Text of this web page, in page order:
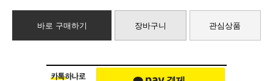
바로 구매하기 장바구니 관심상품